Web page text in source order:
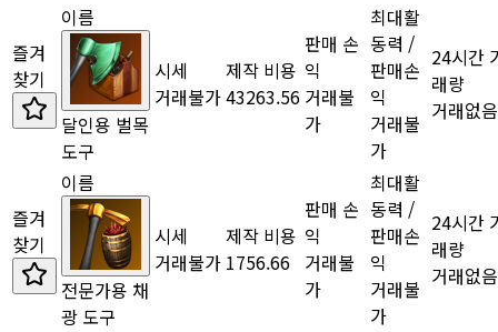
즐겨
찾기
이름
달인용 벌목
도구
시세
거래불가
제작 비용
43263.56
판매 손
익
거래불
가
최대활
동력 /
판매손
익
거래불
가
24시간
래량
거래없음
즐겨
찾기
이름
전문가용 채
광 도구
시세
거래불가
제작 비용
1756.66
판매 손
익
거래불
가
최대활
동력 /
판매손
익
거래불
가
24시간
래량
거래없음